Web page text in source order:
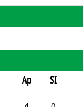
Ap
SI
4 0